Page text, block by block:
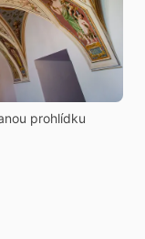
prohlídku